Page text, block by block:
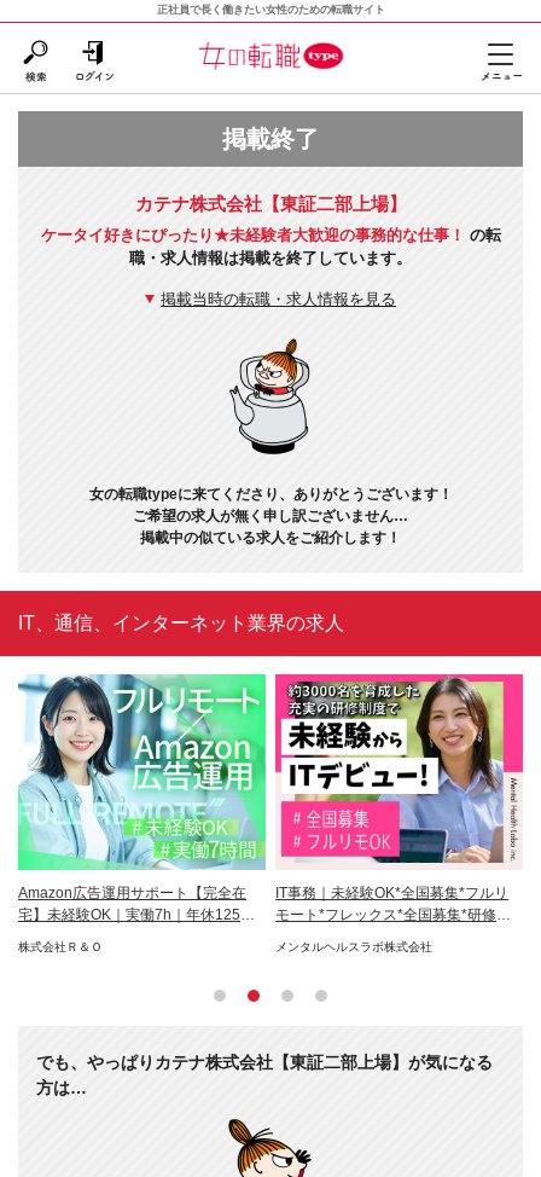
正社員で長く働きたい女性のための転職サイト
掲載終了
カテナ株式会社【東証二部上場】
ケータイ好きにぴったり★未経験者大歓迎の事務的な仕事！ の転
職・求人情報は掲載を終了しています。
掲載当時の転職・求人情報を見る
女の転職typeに来てくださり、ありがとうございます！
ご希望の求人が無く申し訳ございません…
掲載中の似ている求人をご紹介します！
IT、通信、インターネット業界の求人
Amazon広告運用サポート【完全在
宅】未経験OK｜実働7h｜年休125日
株式会社Ｒ＆Ｏ
IT事務｜未経験OK*全国募集*フルリ
モート*フレックス*全国募集*研修約7
メンタルヘルスラボ株式会社
でも、やっぱりカテナ株式会社【東証二部上場】が気になる
方は…